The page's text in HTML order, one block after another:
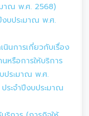
าณ พ.ศ. 2568)
งบประมาณ พ.ศ.
นินการเกี่ยวกับเรื่อง
หรือการให้บริการ
ประมาณ พ.ศ.
ระจำปีงบประมาณ